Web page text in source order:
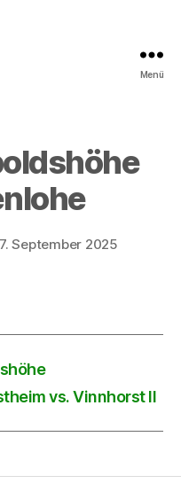
Menü
September 2025
vs. Vinnhorst II